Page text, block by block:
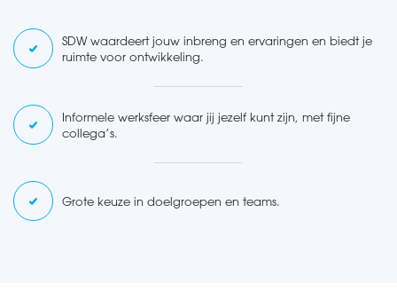
SDW waardeert jouw inbreng en ervaringen en biedt je
ruimte voor ontwikkeling.
Informele werksfeer waar jij jezelf kunt zijn, met fijne
collega’s.
Grote keuze in doelgroepen en teams.